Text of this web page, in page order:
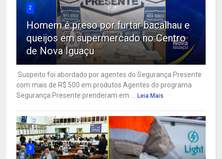
2
Homem é preso por furtar bacalhau e
queijos em supermercado no Centro
de Nova Iguaçu
Suspeito foi abordado por agentes do Segurança Presente
com mais de R$ 500 em produtos Agentes do programa
Segurança Presente prenderam em ...
Leia Mais
3